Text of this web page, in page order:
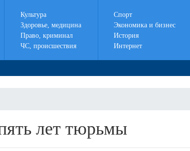
Культура
Здоровье, медицина
Право, криминал
ЧС, происшествия
Спорт
Экономика и бизнес
История
Интернет
лет тюрьмы